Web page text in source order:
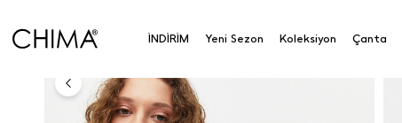
İNDİRİM Yeni Sezon Koleksiyon Çanta
Anasayfa